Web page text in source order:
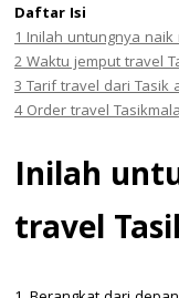
Daftar Isi
1Inilah untungnya naik
2Waktu jemput travel
3Tarif travel dari Tasik
4Order travel
Inilah
travel